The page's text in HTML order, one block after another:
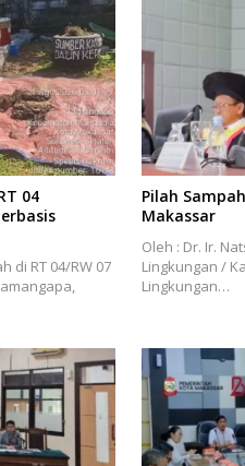
04
di RT 04/RW 07
Pilah
Makassar
Oleh : Dr. Ir.
Lingkungan /
Lingkungan…